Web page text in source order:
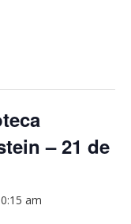
– 21 de
am